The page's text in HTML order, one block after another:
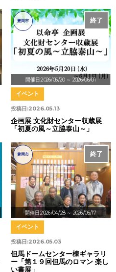
開催日:2026/05/20 ～ 2026/06/01
終了
豊岡市
投稿日:2026.05.13
イベント
企画展 文化財センター収蔵展
「初夏の風～立脇泰山～」
開催日:2026/04/28 ～ 2026/05/17
終了
豊岡市
投稿日:2026.05.03
イベント
但馬ドームセンター棟ギャラリ
ー「第１９回但馬のロマン 楽し
い書展」